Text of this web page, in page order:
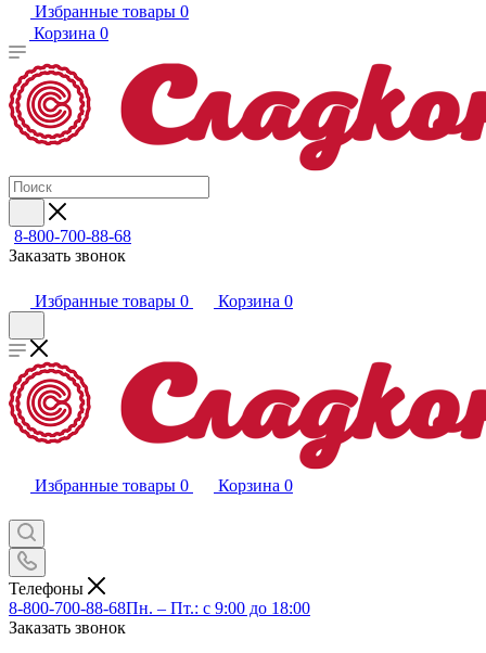
Избранные товары 0
Корзина 0
8-800-700-88-68
Заказать звонок
Избранные товары 0 Корзина 0
Избранные товары 0 Корзина 0
Телефоны
8-800-700-88-68Пн. – Пт.: с 9:00 до 18:00
Заказать звонок